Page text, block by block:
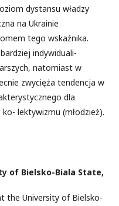
dystansu władzy
na Ukrainie
tego wskaźnika.
indywiduali-
natomiast w
zwycięża tendencja w
dla
lektywizmu (młodzież).
of Bielsko-Biala State,
the University of Bielsko-